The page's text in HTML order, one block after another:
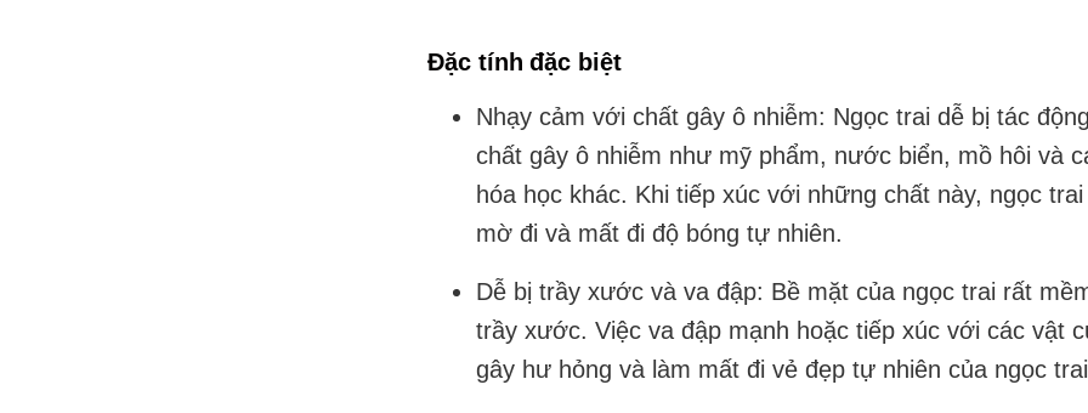
Đặc tính đặc biệt
Nhạy cảm với chất gây ô nhiễm: Ngọc trai dễ bị tác
chất gây ô nhiễm như mỹ phẩm, nước biển, mồ hôi và
hóa học khác. Khi tiếp xúc với những chất này, ngọc
mờ đi và mất đi độ bóng tự nhiên.
Dễ bị trầy xước và va đập: Bề mặt của ngọc trai rất
trầy xước. Việc va đập mạnh hoặc tiếp xúc với các vật
gây hư hỏng và làm mất đi vẻ đẹp tự nhiên của ngọc